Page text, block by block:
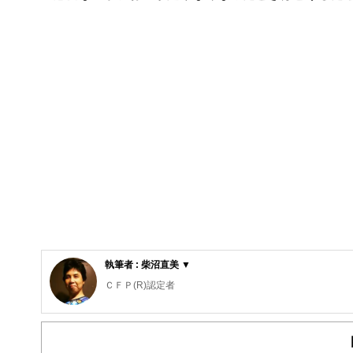
執筆者 : 柴沼直美 ▼
ＣＦＰ(R)認定者
大学を卒業後、保険営業に従事したのち渡米。MBAを修
数。現在は、FP業務と教育機関での講師業を行う。2017